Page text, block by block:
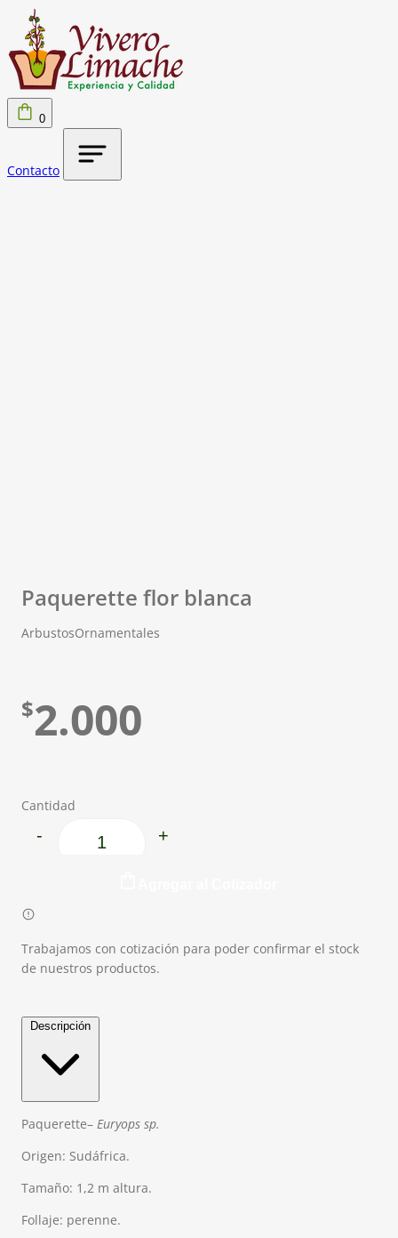
0
Contacto
Paquerette flor blanca
ArbustosOrnamentales
$2.000
Cantidad
Paquerette flor blanca cantidad
- +
Trabajamos con cotización para poder confirmar el stock
de nuestros productos.
Descripción
Paquerette– Euryops sp.
Origen: Sudáfrica.
Tamaño: 1,2 m altura.
Follaje: perenne.